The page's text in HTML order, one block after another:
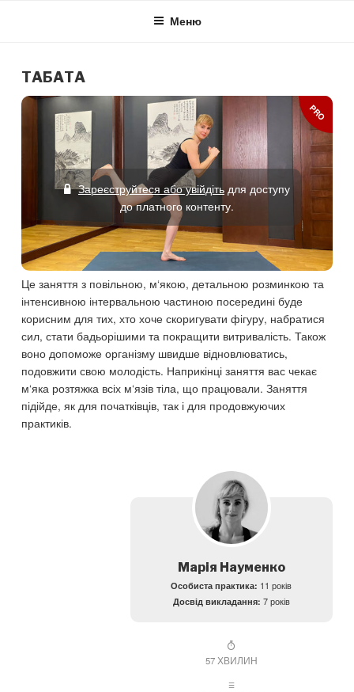
Меню
ТАБАТА
PRO
Зареєструйтеся або увійдітьдля доступу
до платного контенту.
Це заняття з повільною, м‘якою, детальною розминкою та
інтенсивною інтервальною частиною посередині буде
корисним для тих, хто хоче скоригувати фігуру, набратися
сил, стати бадьорішими та покращити витривалість. Також
воно допоможе організму швидше відновлюватись,
подовжити свою молодість. Наприкінці заняття вас чекає
м‘яка розтяжка всіх м‘язів тіла, що працювали. Заняття
підійде, як для початківців, так і для продовжуючих
практиків.
Марія Науменко
Особиста практика: 11 років
Досвід викладання: 7 років
57 ХВИЛИН